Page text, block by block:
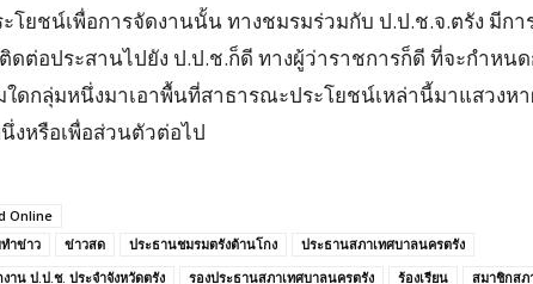
โยชน์เพื่อการจัดงานนั้น ทางชมรมร่วมกับ ป.ป.ช.จ.ตรัง มีก
ดต่อประสานไปยัง ป.ป.ช.ก็ดี ทางผู้ว่าราชการก็ดี ที่จะกำหน
ใดกลุ่มหนึ่งมาเอาพื้นที่สาธารณะประโยชน์เหล่านี้มาแสวงห
งหรือเพื่อส่วนตัวต่อไป
Online
ำข่าว ข่าวสด ประธานชมรมตรังต้านโกง
ประธานสภาเทศบาลนครตรัง
าน ป.ป.ช. ประจำจังหวัดตรัง
รองประธานสภาเทศบาลนครตรัง ร้องเรียน
สมาชิกสภ